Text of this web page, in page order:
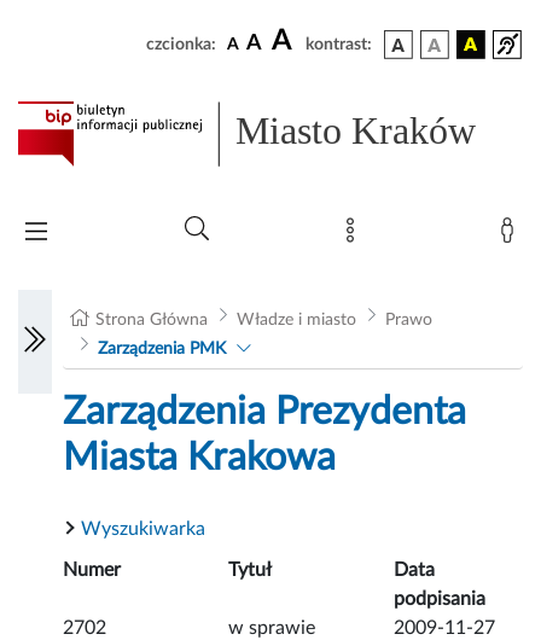
czcionka: A A A kontrast:
Miasto Kraków
Strona Główna Władze i miasto
Prawo
Zarządzenia PMK
Zarządzenia Prezydenta
Miasta Krakowa
Wyszukiwarka
Numer Tytuł
Data
podpisania
2702
w sprawie
2009-11-27